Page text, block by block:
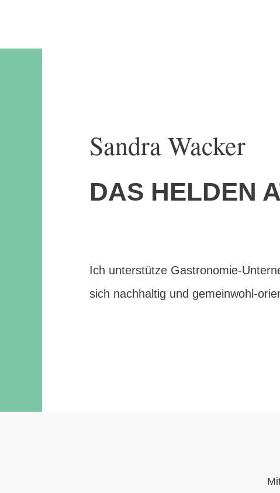
Sandra Wacker
DAS HELDEN
Ich unterstütze Gastronomie-
sich nachhaltig und gemeinwohl-